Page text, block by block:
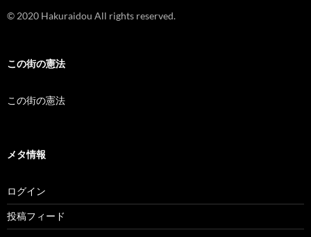
© 2020 Hakuraidou All rights reserved.
この街の憲法
この街の憲法
メタ情報
ログイン
投稿フィード